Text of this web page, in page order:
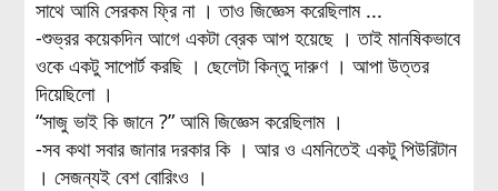
সাথে আমি সেরকম ফ্রি না । তাও জিজ্ঞেস করেছিলাম ...
-শুভ্রর কয়েকদিন আগে একটা ব্রেক আপ হয়েছে । তাই মানষিকভাবে
ওকে একটু সাপোর্ট করছি । ছেলেটা কিন্তু দারুণ । আপা উত্তর
দিয়েছিলো ।
“সাজু ভাই কি জানে ?” আমি জিজ্ঞেস করেছিলাম ।
-সব কথা সবার জানার দরকার কি । আর ও এমনিতেই একটু পিউরিটান
। সেজন্যই বেশ বোরিংও ।